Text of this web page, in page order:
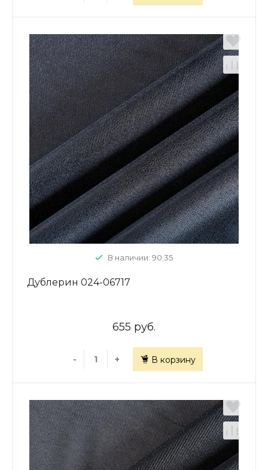
В наличии: 90.35
Дублерин 024-06717
655 руб.
- + В корзину